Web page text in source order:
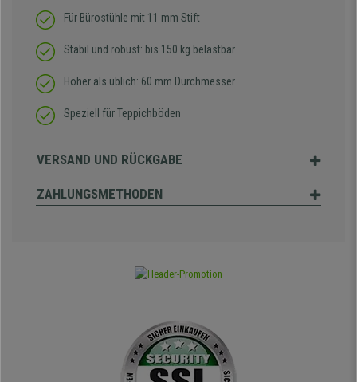
Für Bürostühle mit 11 mm Stift
Stabil und robust: bis 150 kg belastbar
Höher als üblich: 60 mm Durchmesser
Speziell für Teppichböden
VERSAND UND RÜCKGABE
ZAHLUNGSMETHODEN